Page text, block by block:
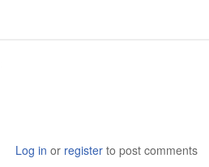
Log in or register to post comments